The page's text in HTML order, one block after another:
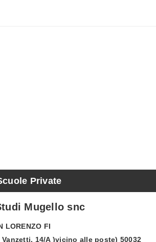
Private
Mugello snc
LORENZO FI
Vanzetti, 14/A )vicino alle poste) 50032